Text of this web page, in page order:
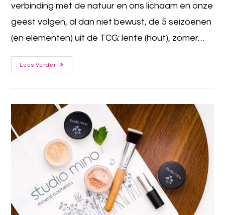
verbinding met de natuur en ons lichaam en onze
geest volgen, al dan niet bewust, de 5 seizoenen
(en elementen) uit de TCG: lente (hout), zomer…
Lees Verder